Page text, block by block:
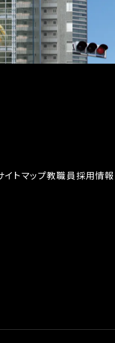
イトマップ教職員採用情報